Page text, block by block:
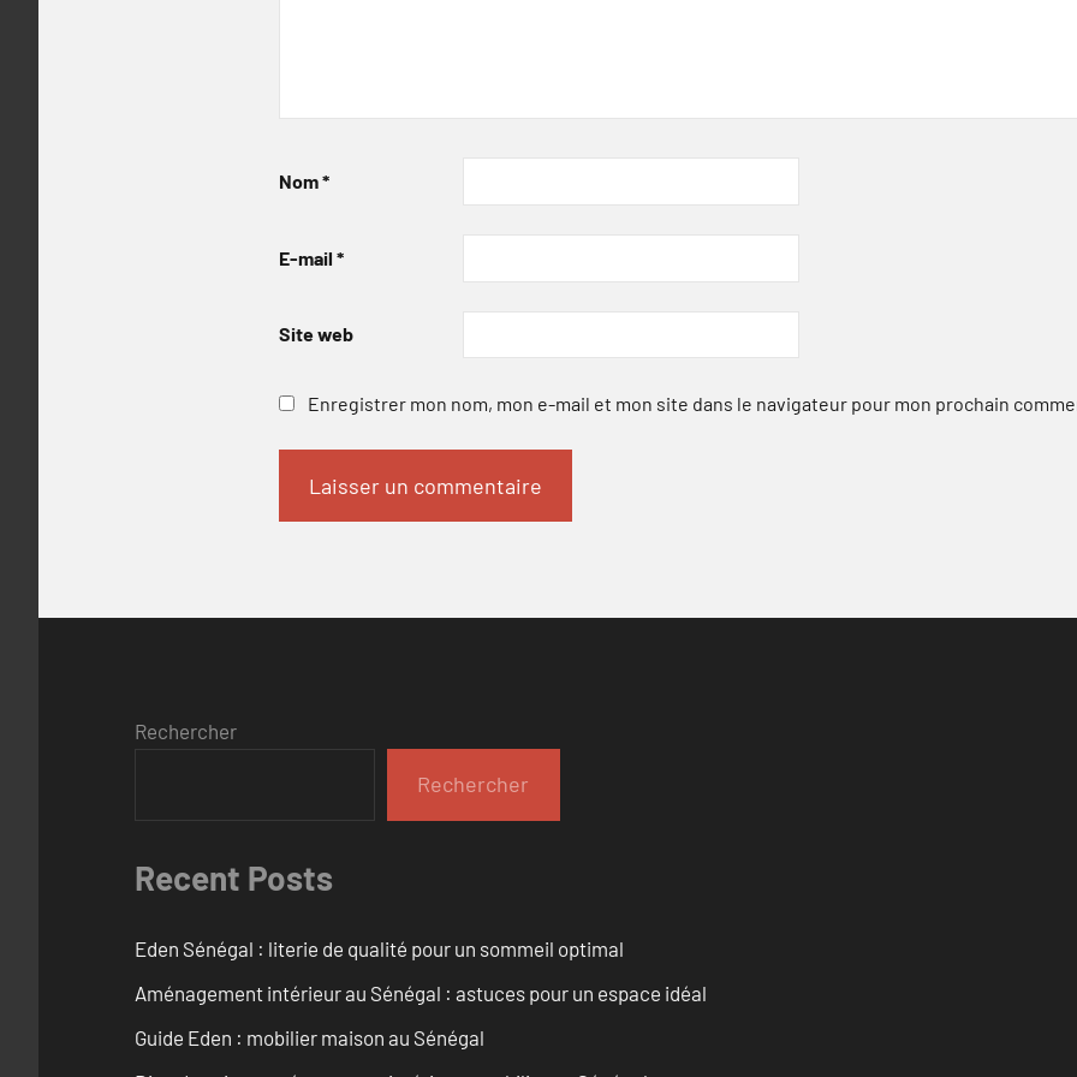
Nom*
E-mail *
Site web
Enregistrer mon nom, mon e-mail et mon site dans le navigateur pour mon prochain
Rechercher
Rechercher
Recent Posts
Eden Sénégal : literie de qualité pour un sommeil optimal
Aménagement intérieur au Sénégal : astuces pour un espace idéal
Guide Eden : mobilier maison au Sénégal